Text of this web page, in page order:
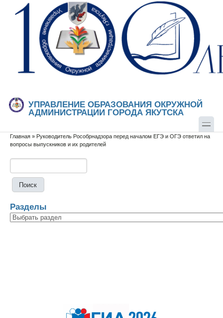
Перейти к основному содержанию
Skip to search
УПРАВЛЕНИЕ ОБРАЗОВАНИЯ ОКРУЖНОЙ
АДМИНИСТРАЦИИ ГОРОДА ЯКУТСКА
Вы здесь
Главная » Руководитель Рособрнадзора перед началом ЕГЭ и ОГЭ ответил на
вопросы выпускников и их родителей
Разделы